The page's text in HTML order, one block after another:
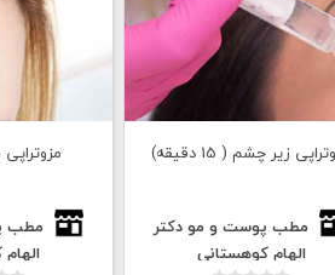
زیر چشم ( 15 دقیقه)
مطب پوست و مو دكتر
الهام كوهستانى
مزوتراپی مو
مطب